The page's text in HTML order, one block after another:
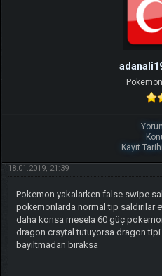
Kayıt
18.01.2019, 21:39
Pokemon yakalarken false swipe
pokemonlarda normal tip saldırılar
daha konsa mesela 60 güç
dragon crsytal tutuyorsa dragon tipi
bayıltmadan bıraksa